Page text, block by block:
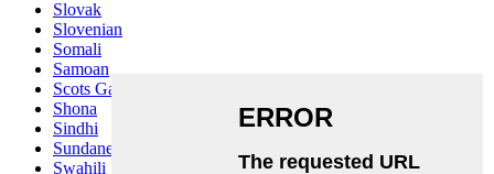
Slovak
Slovenian
Somali
Samoan
Scots Gaelic
Shona
Sindhi
Sundanese
Swahili